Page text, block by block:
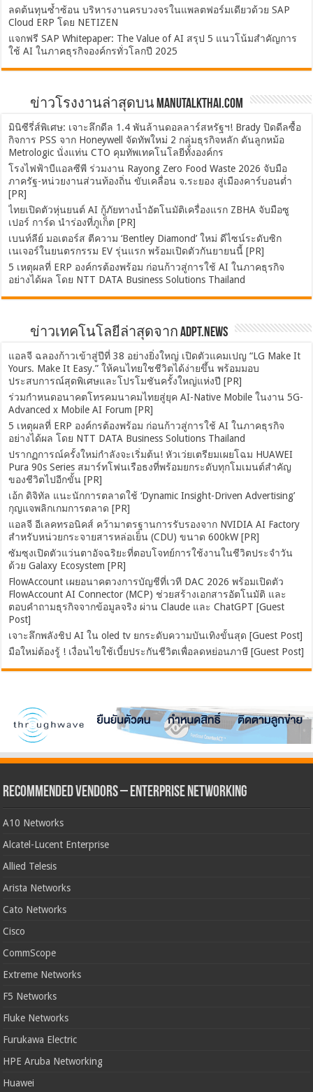
ลดต้นทุนซ้ำซ้อน บริหารงานครบวงจรในแพลตฟอร์มเดียวด้วย SAP
Cloud ERP โดย NETIZEN
แจกฟรี SAP Whitepaper: The Value of AI สรุป 5 แนวโน้มสำคัญการ
ใช้ AI ในภาคธุรกิจองค์กรทั่วโลกปี 2025
ข่าวโรงงานล่าสุดบน ManuTalkThai.com
มินิซีรี่ส์พิเศษ: เจาะลึกดีล 1.4 พันล้านดอลลาร์สหรัฐฯ! Brady ปิดดีลซื้อ
กิจการ PSS จาก Honeywell จัดทัพใหม่ 2 กลุ่มธุรกิจหลัก ดันลูกหม้อ
Metrologic นั่งแท่น CTO คุมทัพเทคโนโลยีทั้งองค์กร
โรงไฟฟ้าบีแอลซีพี ร่วมงาน Rayong Zero Food Waste 2026 จับมือ
ภาครัฐ-หน่วยงานส่วนท้องถิ่น ขับเคลื่อน จ.ระยอง สู่เมืองคาร์บอนต่ำ
[PR]
ไทยเปิดตัวหุ่นยนต์ AI กู้ภัยทางน้ำอัตโนมัติเครื่องแรก ZBHA จับมือซู
เปอร์ การ์ด นำร่องที่ภูเก็ต [PR]
เบนท์ลีย์ มอเตอร์ส ตีความ ‘Bentley Diamond’ ใหม่ ดีไซน์ระดับซิก
เนเจอร์ในยนตรกรรม EV รุ่นแรก พร้อมเปิดตัวกันยายนนี้ [PR]
5 เหตุผลที่ ERP องค์กรต้องพร้อม ก่อนก้าวสู่การใช้ AI ในภาคธุรกิจ
อย่างได้ผล โดย NTT DATA Business Solutions Thailand
ข่าวเทคโนโลยีล่าสุดจาก ADPT.news
แอลจี ฉลองก้าวเข้าสู่ปีที่ 38 อย่างยิ่งใหญ่ เปิดตัวแคมเปญ “LG Make It
Yours. Make It Easy.” ให้คนไทยใชชีวิตได้ง่ายขึ้น พร้อมมอบ
ประสบการณ์สุดพิเศษและโปรโมชันครั้งใหญ่แห่งปี [PR]
ร่วมกำหนดอนาคตโทรคมนาคมไทยสู่ยุค AI-Native Mobile ในงาน 5G-
Advanced x Mobile AI Forum [PR]
5 เหตุผลที่ ERP องค์กรต้องพร้อม ก่อนก้าวสู่การใช้ AI ในภาคธุรกิจ
อย่างได้ผล โดย NTT DATA Business Solutions Thailand
ปรากฏการณ์ครั้งใหม่กำลังจะเริ่มต้น! หัวเว่ยเตรียมเผยโฉม HUAWEI
Pura 90s Series สมาร์ทโฟนเรือธงที่พร้อมยกระดับทุกโมเมนต์สำคัญ
ของชีวิตไปอีกขั้น [PR]
เอ้ก ดิจิทัล แนะนักการตลาดใช้ ‘Dynamic Insight-Driven Advertising’
กุญแจพลิกเกมการตลาด [PR]
แอลจี อีเลคทรอนิคส์ คว้ามาตรฐานการรับรองจาก NVIDIA AI Factory
สำหรับหน่วยกระจายสารหล่อเย็น (CDU) ขนาด 600kW [PR]
ซัมซุงเปิดตัวแว่นตาอัจฉริยะที่ตอบโจทย์การใช้งานในชีวิตประจำวัน
ด้วย Galaxy Ecosystem [PR]
FlowAccount เผยอนาคตวงการบัญชีที่เวที DAC 2026 พร้อมเปิดตัว
FlowAccount AI Connector (MCP) ช่วยสร้างเอกสารอัตโนมัติ และ
ตอบคำถามธุรกิจจากข้อมูลจริง ผ่าน Claude และ ChatGPT [Guest
Post]
เจาะลึกพลังชิป AI ใน oled tv ยกระดับความบันเทิงขั้นสุด [Guest Post]
มือใหม่ต้องรู้ ! เงื่อนไขใช้เบี้ยประกันชีวิตเพื่อลดหย่อนภาษี [Guest Post]
Recommended Vendors – Enterprise Networking
A10 Networks
Alcatel-Lucent Enterprise
Allied Telesis
Arista Networks
Cato Networks
Cisco
CommScope
Extreme Networks
F5 Networks
Fluke Networks
Furukawa Electric
HPE Aruba Networking
Huawei